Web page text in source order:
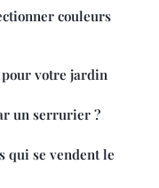
couleurs
votre jardin
un serrurier ?
qui se vendent le